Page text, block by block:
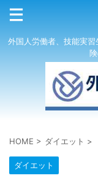
外国人労働者、技能実
HOME > ダイエット >
ダイエット